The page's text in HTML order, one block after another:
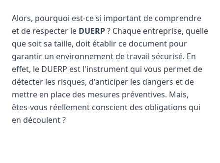
Alors, pourquoi est-ce si important de comprendre
et de respecter le DUERP? Chaque entreprise, quelle
que soit sa taille, doit établir ce document pour
garantir un environnement de travail sécurisé. En
effet, le DUERP est l'instrument qui vous permet de
détecter les risques, d'anticiper les dangers et de
mettre en place des mesures préventives. Mais,
êtes-vous réellement conscient des obligations qui
en découlent ?